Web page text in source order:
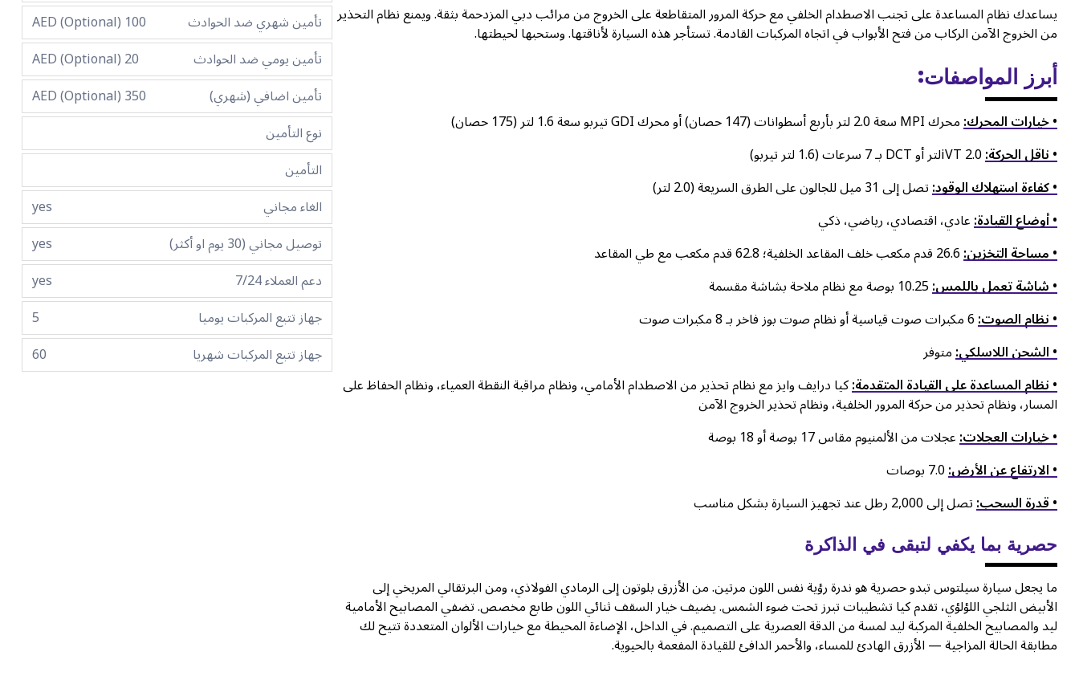
يساعدك نظام المساعدة على تجنب الاصطدام الخلفي مع حركة المرور المتقاطعة على الخروج من مرائب دبي المزدحمة بثقة. ويمنع نظام التحذير
من الخروج الآمن الركاب من فتح الأبواب في اتجاه المركبات القادمة. تستأجر هذه السيارة لأناقتها. وستحبها لحيطتها.
أبرز المواصفات:
• خيارات المحرك:محرك MPI سعة 2.0 لتر بأربع أسطوانات (147 حصان) أو محرك GDI تيربو سعة 1.6 لتر (175 حصان)
• ناقل الحركة:iVT 2.0لتر أو DCT بـ 7 سرعات (1.6 لتر تيربو)
• كفاءة استهلاك الوقود:تصل إلى 31 ميل للجالون على الطرق السريعة (2.0 لتر)
• أوضاع القيادة:عادي، اقتصادي، رياضي، ذكي
• مساحة التخزين:26.6 قدم مكعب خلف المقاعد الخلفية؛ 62.8 قدم مكعب مع طي المقاعد
• شاشة تعمل باللمس:10.25 بوصة مع نظام ملاحة بشاشة مقسمة
• نظام الصوت:6 مكبرات صوت قياسية أو نظام صوت بوز فاخر بـ 8 مكبرات صوت
• الشحن اللاسلكي:متوفر
• نظام المساعدة على القيادة المتقدمة:كيا درايف وايز مع نظام تحذير من الاصطدام الأمامي، ونظام مراقبة النقطة العمياء، ونظام الحفاظ على
المسار، ونظام تحذير من حركة المرور الخلفية، ونظام تحذير الخروج الآمن
• خيارات العجلات:عجلات من الألمنيوم مقاس 17 بوصة أو 18 بوصة
• الارتفاع عن الأرض:7.0 بوصات
• قدرة السحب:تصل إلى 2,000 رطل عند تجهيز السيارة بشكل مناسب
حصرية بما يكفي لتبقى في الذاكرة
ما يجعل سيارة سيلتوس تبدو حصرية هو ندرة رؤية نفس اللون مرتين. من الأزرق بلوتون إلى الرمادي الفولاذي، ومن البرتقالي المريخي إلى
الأبيض الثلجي اللؤلؤي، تقدم كيا تشطيبات تبرز تحت ضوء الشمس. يضيف خيار السقف ثنائي اللون طابع مخصص. تضفي المصابيح الأمامية
ليد والمصابيح الخلفية المركبة ليد لمسة من الدقة العصرية على التصميم. في الداخل، الإضاءة المحيطة مع خيارات الألوان المتعددة تتيح لك
مطابقة الحالة المزاجية — الأزرق الهادئ للمساء، والأحمر الدافئ للقيادة المفعمة بالحيوية.
تأمين شهري ضد الحوادث
100 AED (Optional)
تأمين يومي ضد الحوادث
20 AED (Optional)
تأمين اضافي (شهري)
350 AED (Optional)
نوع التأمين
التأمين
الغاء مجاني
yes
توصيل مجاني (30 يوم او أكثر)
yes
دعم العملاء 7/24
yes
جهاز تتبع المركبات يوميا
5
جهاز تتبع المركبات شهريا
60